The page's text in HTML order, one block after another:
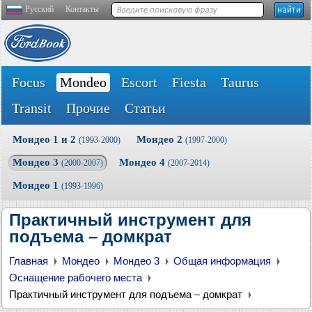
Русский Контакты
Focus Mondeo Escort Fiesta
Taurus
Transit
Прочие Статьи
Мондео 1 и 2 (1993-2000) Мондео 2 (1997-2000)
Мондео 3 (2000-2007) Мондео 4 (2007-2014)
Мондео 1 (1993-1996)
Практичный инструмент для
подъема – домкрат
Главная Мондео Мондео 3
Общая информация
Оснащение рабочего места
Практичный инструмент для подъема – домкрат